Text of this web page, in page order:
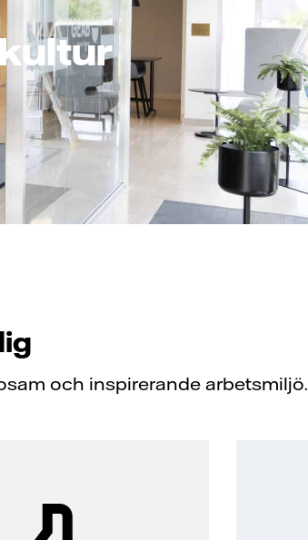
och inspirerande arbetsmiljö.